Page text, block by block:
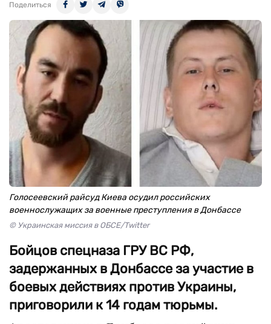
Поделиться
Голосеевский райсуд Киева осудил российских
военнослужащих за военные преступления в Донбассе
© Украинская миссия в ОБСЕ/Twitter
Бойцов спецназа ГРУ ВС РФ,
задержанных в Донбассе за участие в
боевых действиях против Украины,
приговорили к 14 годам тюрьмы.